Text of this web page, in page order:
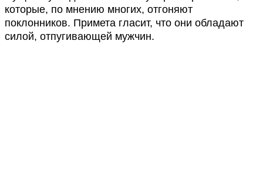
которые, по мнению многих, отгоняют
поклонников. Примета гласит, что они обладают
силой, отпугивающей мужчин.